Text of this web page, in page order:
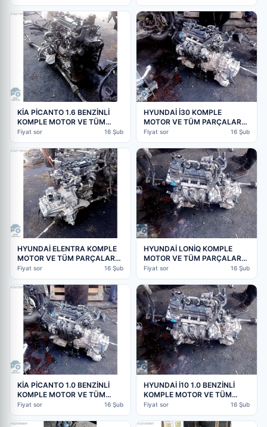
KİA PİCANTO 1.6 BENZİNLİ
KOMPLE MOTOR VE TÜM
PARÇALAR MEVCUTTUR |
ÇIKMA PARÇA
Fiyat sor 16 Şub
HYUNDAİ İ30 KOMPLE
MOTOR VE TÜM PARÇALAR
MEVCUTTUR | ÇIKMA PARÇA
Fiyat sor 16 Şub
HYUNDAİ ELENTRA KOMPLE
MOTOR VE TÜM PARÇALAR
MEVCUTTUR | ÇIKMA PARÇA
Fiyat sor 16 Şub
HYUNDAİ LONİQ KOMPLE
MOTOR VE TÜM PARÇALAR
MEVCUTTUR | ÇIKMA PARÇA
Fiyat sor 16 Şub
KİA PİCANTO 1.0 BENZİNLİ
KOMPLE MOTOR VE TÜM
PARÇALARI MEVCUTTUR |
ÇIKMA PARÇA
Fiyat sor 16 Şub
HYUNDAİ İ10 1.0 BENZİNLİ
KOMPLE MOTOR VE TÜM
PARÇALARI MEVCUTTUR |
ÇIKMA PARÇA
Fiyat sor 16 Şub